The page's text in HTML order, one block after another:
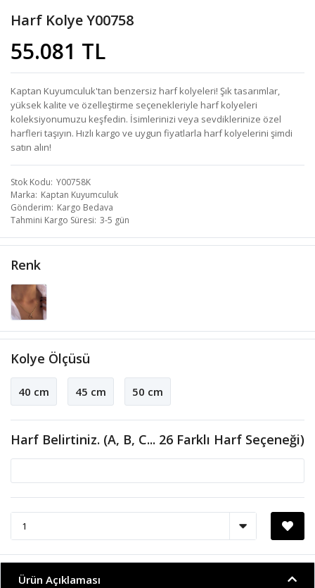
Harf Kolye Y00758
55.081 TL
Kaptan Kuyumculuk'tan benzersiz harf kolyeleri! Şık tasarımlar,
yüksek kalite ve özelleştirme seçenekleriyle harf kolyeleri
koleksiyonumuzu keşfedin. İsimlerinizi veya sevdiklerinize özel
harfleri taşıyın. Hızlı kargo ve uygun fiyatlarla harf kolyelerini şimdi
satın alın!
Stok Kodu Y00758K
Marka Kaptan Kuyumculuk
Gönderim Kargo Bedava
Tahmini Kargo Süresi 3-5 gün
Renk
Kolye Ölçüsü
40 cm 45 cm 50 cm
Harf Belirtiniz. (A, B, C... 26 Farklı Harf Seçeneği)
Ürün Açıklaması